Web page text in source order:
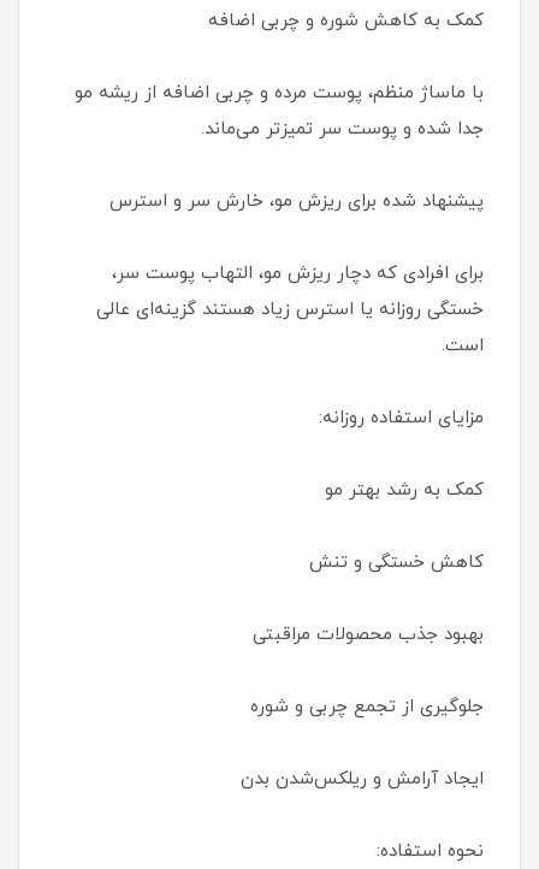
کمک به کاهش شوره و چربی اضافه
با ماساژ منظم، پوست مرده و چربی اضافه از ریشه مو
جدا شده و پوست سر تمیزتر می‌ماند.
پیشنهاد شده برای ریزش مو، خارش سر و استرس
برای افرادی که دچار ریزش مو، التهاب پوست سر،
خستگی روزانه یا استرس زیاد هستند گزینه‌ای عالی
است.
مزایای استفاده روزانه:
کمک به رشد بهتر مو
کاهش خستگی و تنش
بهبود جذب محصولات مراقبتی
جلوگیری از تجمع چربی و شوره
ایجاد آرامش و ریلکس‌شدن بدن
نحوه استفاده: